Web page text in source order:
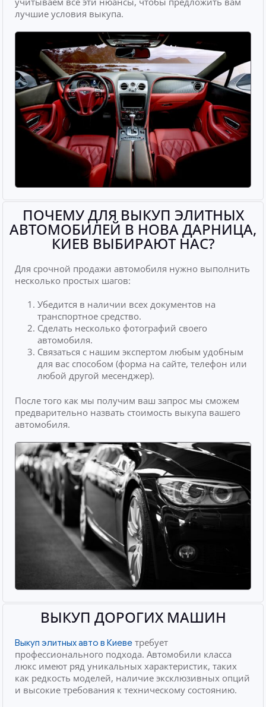
лучшие условия выкупа.
ПОЧЕМУ ДЛЯ ВЫКУП ЭЛИТНЫХ
АВТОМОБИЛЕЙ В НОВА ДАРНИЦА,
КИЕВ ВЫБИРАЮТ НАС?
Для срочной продажи автомобиля нужно выполнить
несколько простых шагов:
Убедится в наличии всех документов на
транспортное средство.
Сделать несколько фотографий своего
автомобиля.
Связаться с нашим экспертом любым удобным
для вас способом (форма на сайте, телефон или
любой другой месенджер).
После того как мы получим ваш запрос мы сможем
предварительно назвать стоимость выкупа вашего
автомобиля.
ВЫКУП ДОРОГИХ МАШИН
Выкуп элитных авто в Киеве требует
профессионального подхода. Автомобили класса
люкс имеют ряд уникальных характеристик, таких
как редкость моделей, наличие эксклюзивных опций
и высокие требования к техническому состоянию.